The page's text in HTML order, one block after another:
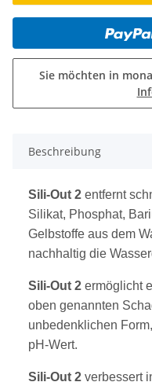
Sie möchten in
Beschreibung
Sili-Out 2 entfernt
Silikat, Phosphat,
Gelbstoffe aus dem
nachhaltig die
Sili-Out 2 ermöglicht
oben genannten
unbedenklichen
pH-Wert.
Sili-Out 2 verbessert